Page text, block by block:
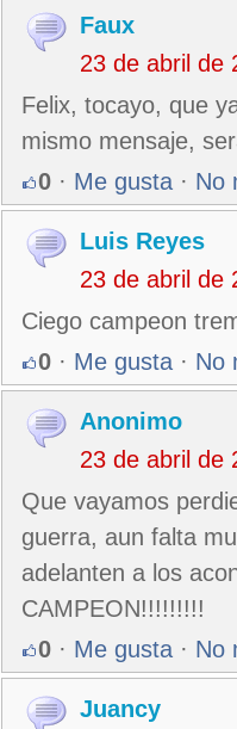
Faux
23 de abril de
Felix, tocayo, que
mismo mensaje,
0 · Me gusta · No
Luis Reyes
23 de abril de
Ciego campeon
0 · Me gusta · No
Anonimo
23 de abril de
Que vayamos
guerra, aun falta
adelanten a los
CAMPEON!!!!!!!!!
0 · Me gusta · No
Juancy